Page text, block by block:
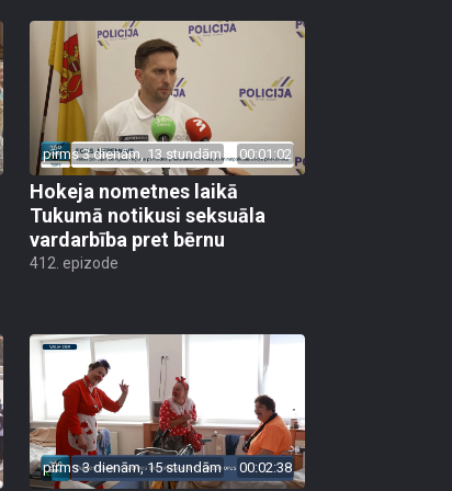
pirms 3 dienām, 13 stundām 00:01:02
Hokeja nometnes laikā
Tukumā notikusi seksuāla
vardarbība pret bērnu
412. epizode
pirms 3 dienām, 15 stundām 00:02:38